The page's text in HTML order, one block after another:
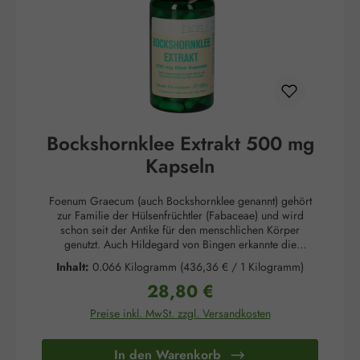
Brillantblau FCF *Kapselhülle Hinweise: Die angegebene
empfohlene Verzehrempfehlung darf nicht überschritten
werden. Nahrungsergänzungsmittel dürfen nicht als Ersatz
für eine ausgewogene und abwechslungsreiche
Ernährung verwendet werden. Außerhalb der Reichweite
von kleinen Kindern bei Raumtemperatur trocken lagern.
Glutenfrei. Lactosefrei. Hefefrei.
Bockshornklee Extrakt 500 mg
Kapseln
Foenum Graecum (auch Bockshornklee genannt) gehört
zur Familie der Hülsenfrüchtler (Fabaceae) und wird
schon seit der Antike für den menschlichen Körper
genutzt. Auch Hildegard von Bingen erkannte die
Heilkräfte dieser Pflanze. In den Samen ist Steroidsaponin
enthalten. Auf Grund dieses Phytoinhaltsstoffes kommt
Bockshornklee auch als Anregungsmittel zum
Einsatz.Anwendungsgebiete: Unterstützend als
AnregungsmittelVerzehrempfehlung:Erwachsene: 2 x 3
Kapseln enthalten 3000 mg Bockshornkleesamen Extrakt
Inhalt: 0.066 Kilogramm (436,36 € / 1 Kilogramm)
Regulärer Preis:
28,80 €
Preise inkl. MwSt. zzgl. Versandkosten
In den Warenkorb